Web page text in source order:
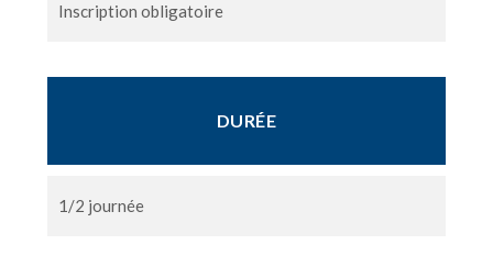
Inscription obligatoire
DURÉE
1/2 journée